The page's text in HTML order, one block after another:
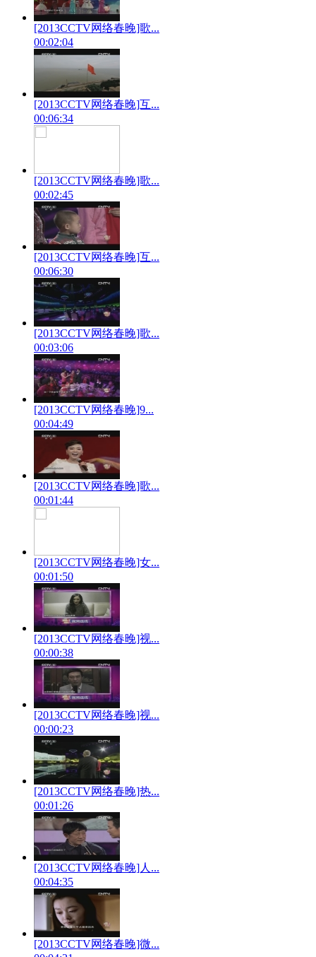
[2013CCTV网络春晚]歌...
00:02:04
[2013CCTV网络春晚]互...
00:06:34
[2013CCTV网络春晚]歌...
00:02:45
[2013CCTV网络春晚]互...
00:06:30
[2013CCTV网络春晚]歌...
00:03:06
[2013CCTV网络春晚]9...
00:04:49
[2013CCTV网络春晚]歌...
00:01:44
[2013CCTV网络春晚]女...
00:01:50
[2013CCTV网络春晚]视...
00:00:38
[2013CCTV网络春晚]视...
00:00:23
[2013CCTV网络春晚]热...
00:01:26
[2013CCTV网络春晚]人...
00:04:35
[2013CCTV网络春晚]微...